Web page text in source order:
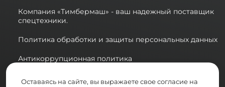
Компания «Тимбермаш» - ваш надежный поставщик
спецтехники.
Политика обработки и защиты персональных данных
Антикоррупционная политика
Сводная ведомость результатов проведения СОУТ в
Оставаясь на сайте, вы выражаете свое согласие на